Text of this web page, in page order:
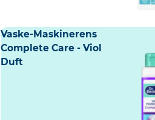
Vaske-Maskinerens
Complete Care - Viol
Duft